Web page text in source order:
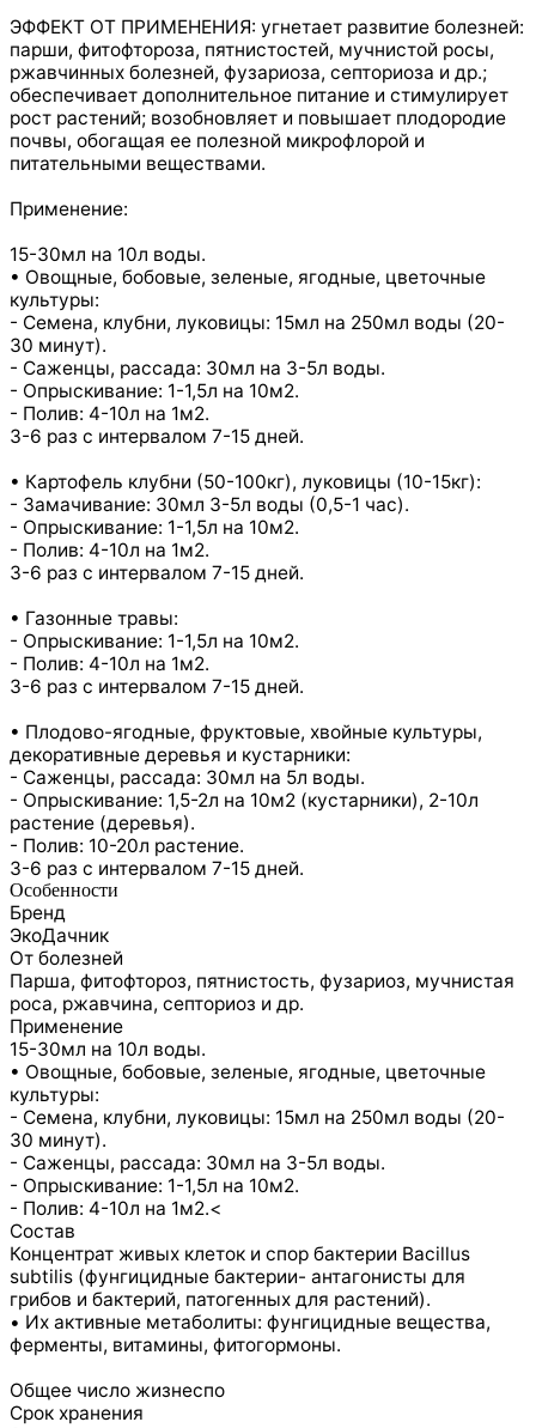
ЭФФЕКТ ОТ ПРИМЕНЕНИЯ: угнетает развитие болезней:
парши, фитофтороза, пятнистостей, мучнистой росы,
ржавчинных болезней, фузариоза, септориоза и др.;
обеспечивает дополнительное питание и стимулирует
рост растений; возобновляет и повышает плодородие
почвы, обогащая ее полезной микрофлорой и
питательными веществами.
Применение:
15-30мл на 10л воды.
• Овощные, бобовые, зеленые, ягодные, цветочные
культуры:
- Семена, клубни, луковицы: 15мл на 250мл воды (20-
30 минут).
- Саженцы, рассада: 30мл на 3-5л воды.
- Опрыскивание: 1-1,5л на 10м2.
- Полив: 4-10л на 1м2.
3-6 раз с интервалом 7-15 дней.
• Картофель клубни (50-100кг), луковицы (10-15кг):
- Замачивание: 30мл 3-5л воды (0,5-1 час).
- Опрыскивание: 1-1,5л на 10м2.
- Полив: 4-10л на 1м2.
3-6 раз с интервалом 7-15 дней.
• Газонные травы:
- Опрыскивание: 1-1,5л на 10м2.
- Полив: 4-10л на 1м2.
3-6 раз с интервалом 7-15 дней.
• Плодово-ягодные, фруктовые, хвойные культуры,
декоративные деревья и кустарники:
- Саженцы, рассада: 30мл на 5л воды.
- Опрыскивание: 1,5-2л на 10м2 (кустарники), 2-10л
растение (деревья).
- Полив: 10-20л растение.
3-6 раз с интервалом 7-15 дней.
Особенности
Бренд
ЭкоДачник
От болезней
Парша, фитофтороз, пятнистость, фузариоз, мучнистая
роса, ржавчина, септориоз и др.
Применение
15-30мл на 10л воды.
• Овощные, бобовые, зеленые, ягодные, цветочные
культуры:
- Семена, клубни, луковицы: 15мл на 250мл воды (20-
30 минут).
- Саженцы, рассада: 30мл на 3-5л воды.
- Опрыскивание: 1-1,5л на 10м2.
- Полив: 4-10л на 1м2.<
Состав
Концентрат живых клеток и спор бактерии Bacillus
subtilis (фунгицидные бактерии- антагонисты для
грибов и бактерий, патогенных для растений).
• Их активные метаболиты: фунгицидные вещества,
ферменты, витамины, фитогормоны.
Общее число жизнеспо
Срок хранения